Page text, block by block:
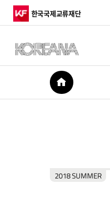
한국국제교류재단
HOME
2018 SUMMER